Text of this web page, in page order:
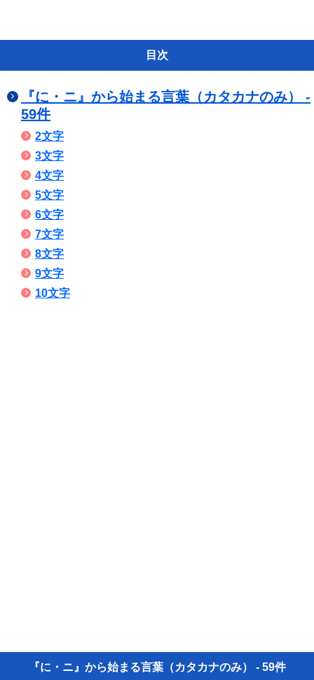
目次
『に・ニ』から始まる言葉（カタカナのみ） -
59件
2文字
3文字
4文字
5文字
6文字
7文字
8文字
9文字
10文字
『に・ニ』から始まる言葉（カタカナのみ） - 59件